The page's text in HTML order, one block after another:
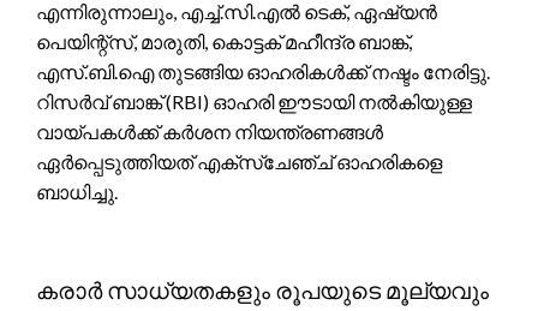
എന്നിരുന്നാലും, എച്ച്.സി.എൽ ടെക്, ഏഷ്യൻ
പെയിന്റ്സ്, മാരുതി, കൊട്ടക് മഹീന്ദ്ര ബാങ്ക്,
എസ്.ബി.ഐ തുടങ്ങിയ ഓഹരികൾക്ക് നഷ്ടം നേരിട്ടു.
റിസർവ് ബാങ്ക് (RBI) ഓഹരി ഈടായി നൽകിയുള്ള
വായ്പകൾക്ക് കർശന നിയന്ത്രണങ്ങൾ
ഏർപ്പെടുത്തിയത് എക്സ്ചേഞ്ച് ഓഹരികളെ
ബാധിച്ചു.
കരാർ സാധ്യതകളും രൂപയുടെ മൂല്യവും